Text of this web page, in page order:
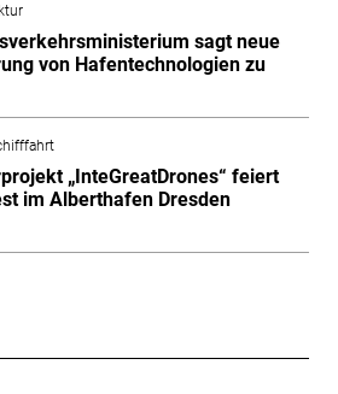
sagt neue
von Hafentechnologien zu
„InteGreatDrones“ feiert
im Alberthafen Dresden